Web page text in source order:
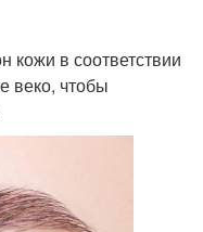
кожи в соответствии
веко, чтобы